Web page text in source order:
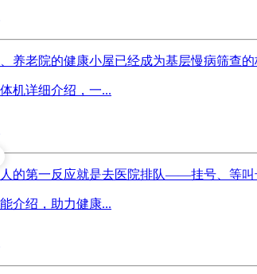
养老院的健康小屋已经成为基层慢病筛查
机详细介绍，一...
的第一反应就是去医院排队——挂号、等
介绍，助力健康...